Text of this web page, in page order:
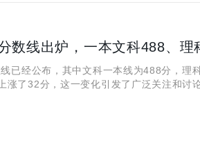
数线出炉，一本文科488、理
经公布，其中文科一本线为488分，理
涨了32分，这一变化引发了广泛关注和讨
成绩公布后，不少考生和家长